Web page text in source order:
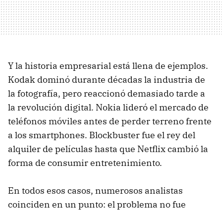
Y la historia empresarial está llena de ejemplos.
Kodak dominó durante décadas la industria de
la fotografía, pero reaccionó demasiado tarde a
la revolución digital. Nokia lideró el mercado de
teléfonos móviles antes de perder terreno frente
a los smartphones. Blockbuster fue el rey del
alquiler de películas hasta que Netflix cambió la
forma de consumir entretenimiento.
En todos esos casos, numerosos analistas
coinciden en un punto: el problema no fue